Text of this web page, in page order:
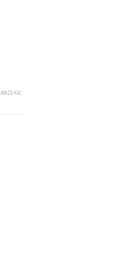
ANZEIGE